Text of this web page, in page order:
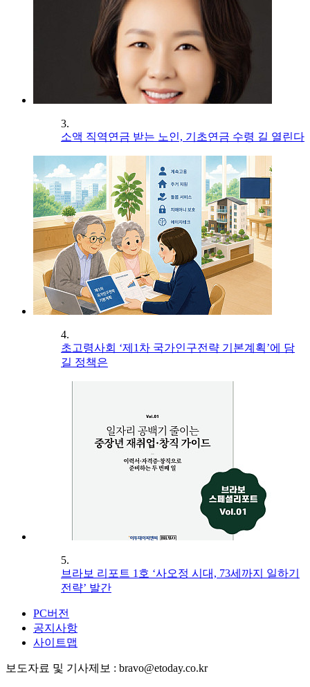
3.
소액 직역연금 받는 노인, 기초연금 수령 길 열린다
4.
초고령사회 ‘제1차 국가인구전략 기본계획’에 담
길 정책은
5.
브라보 리포트 1호 ‘사오정 시대, 73세까지 일하기
전략’ 발간
PC버전
공지사항
사이트맵
보도자료 및 기사제보 : bravo@etoday.co.kr